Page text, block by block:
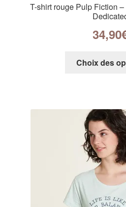
T-shirt rouge Pulp Fiction
34,90
Choix des